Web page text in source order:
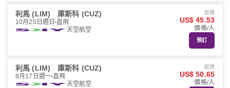
利馬 (LIM) 庫斯科 (CUZ)
10月25日週日 直飛
天空航空
起價
US$ 45.53
價格/人
預訂
利馬 (LIM) 庫斯科 (CUZ)
8月17日週一 直飛
天空航空
起價
US$ 50.65
價格/人